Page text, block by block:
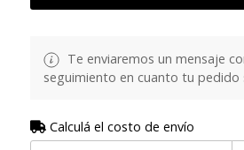
Te enviaremos un mensaje
seguimiento en cuanto tu pedido
Calculá el costo de envío